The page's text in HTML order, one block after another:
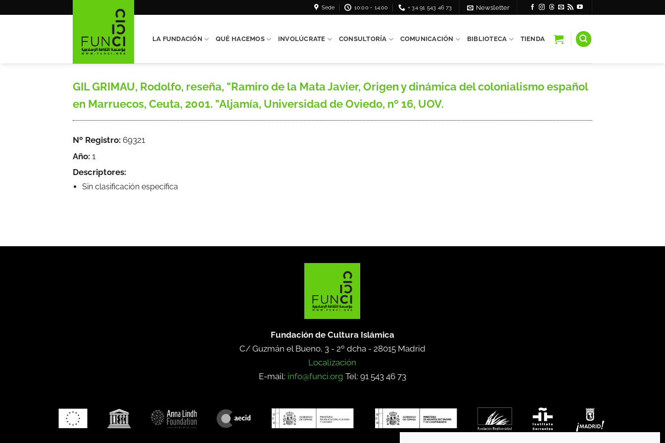
Sede 10:00 - 14:00 + 34 91 543 46 73 Newsletter
LA FUNDACIÓN QUÉ HACEMOS INVOLÚCRATE CONSULTORÍA COMUNICACIÓN BIBLIOTECA TIENDA
GIL GRIMAU, Rodolfo, reseña, "Ramiro de la Mata Javier, Origen y dinámica del colonialismo español
en Marruecos, Ceuta, 2001. "Aljamía, Universidad de Oviedo, nº 16, UOV.
Nº Registro: 69321
Año: 1
Descriptores:
Sin clasificación específica
Fundación de Cultura Islámica
C/ Guzmán el Bueno, 3 - 2º dcha - 28015 Madrid
Localización
E-mail: info@funci.org Tel: 91 543 46 73